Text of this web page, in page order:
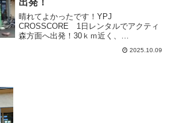
出発！
晴れてよかったです！YPJ
CROSSCORE 1日レンタルでアクティ
森方面へ出発！30ｋｍ近く、
CROSSCOREで森町を探索されたそうで
す！道中、今が旬の栗きんとんや、ジェ
2025.10.09